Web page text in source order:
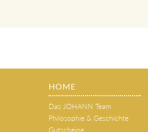
HOME
Das JOHANN Team
Philosophie & Geschichte
Gutscheine